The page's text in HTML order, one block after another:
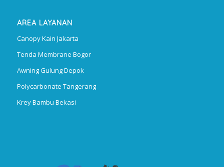
AREA LAYANAN
Canopy Kain Jakarta
Tenda Membrane Bogor
Awning Gulung Depok
Polycarbonate Tangerang
Krey Bambu Bekasi